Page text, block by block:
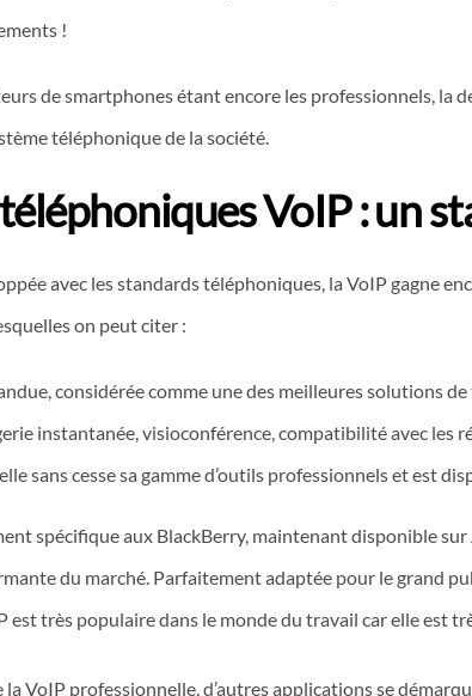
!
de smartphones étant encore les professionnels, la
téléphonique de la société.
VoIP : un
avec les standards téléphoniques, la VoIP gagne
on peut citer :
considérée comme une des meilleures solutions
instantanée, visioconférence, compatibilité avec les
sans cesse sa gamme d’outils professionnels et est
spécifique aux BlackBerry, maintenant disponible
du marché. Parfaitement adaptée pour le grand
est très populaire dans le monde du travail car elle est
la VoIP professionnelle, d’autres applications se